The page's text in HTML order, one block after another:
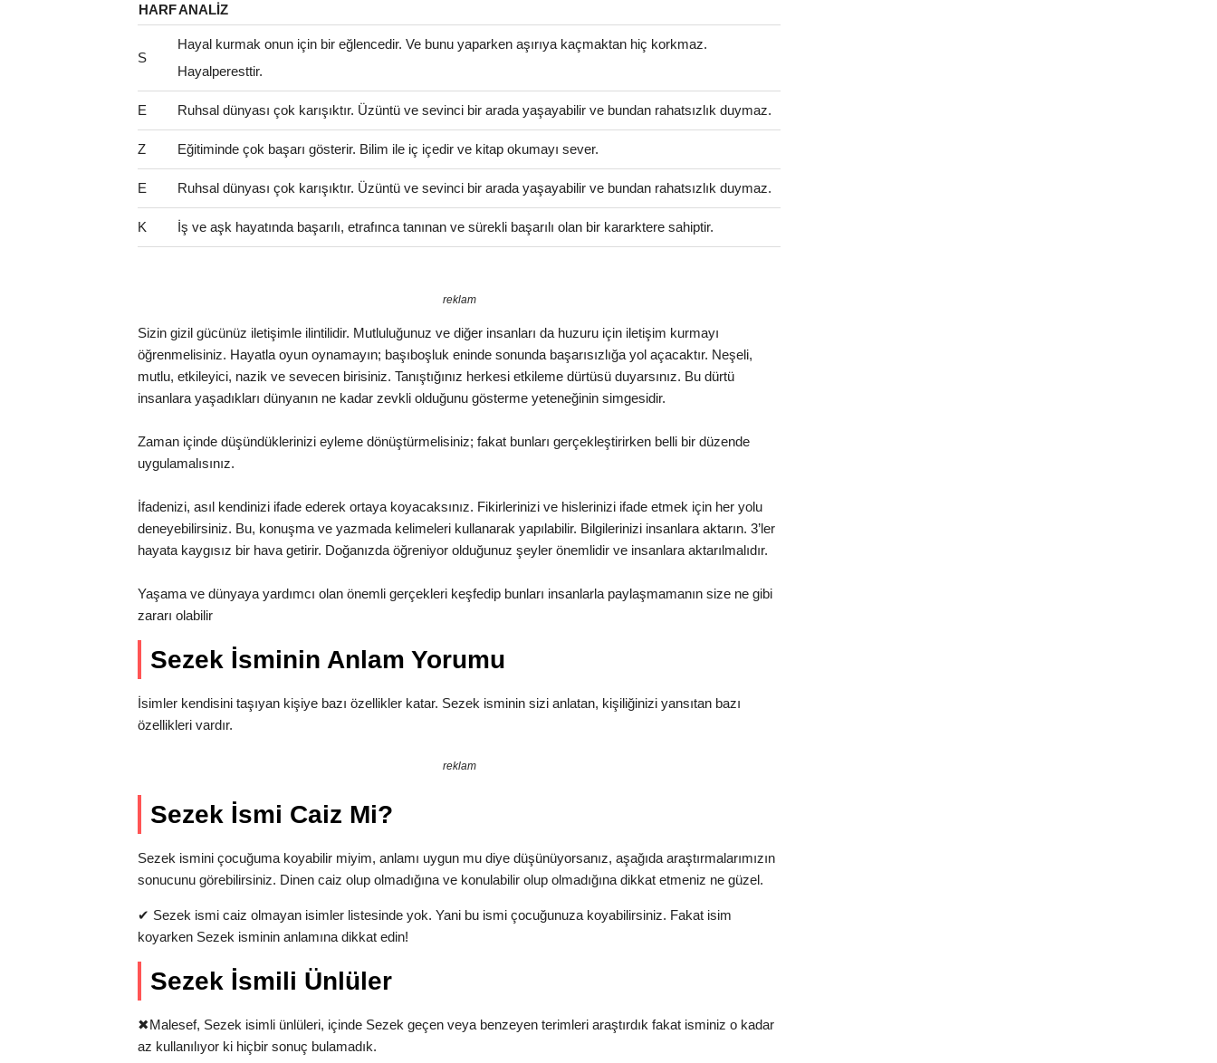
HARFANALIZ
S
Hayal kurmak onun için bir eğlencedir. Ve bunu yaparken aşırıya kaçmaktan hiç korkmaz.
Hayalperesttir.
E Ruhsal dünyası çok karışıktır. Üzüntü ve sevinci bir arada yaşayabilir ve bundan rahatsızlık duymaz.
Z Eğitiminde çok başarı gösterir. Bilim ile iç içedir ve kitap okumayı sever.
E Ruhsal dünyası çok karışıktır. Üzüntü ve sevinci bir arada yaşayabilir ve bundan rahatsızlık duymaz.
K İş ve aşk hayatında başarılı, etrafınca tanınan ve sürekli başarılı olan bir kararktere sahiptir.
reklam
Sizin gizil gücünüz iletişimle ilintilidir. Mutluluğunuz ve diğer insanları da huzuru için iletişim kurmayı
öğrenmelisiniz. Hayatla oyun oynamayın; başıboşluk eninde sonunda başarısızlığa yol açacaktır. Neşeli,
mutlu, etkileyici, nazik ve sevecen birisiniz. Tanıştığınız herkesi etkileme dürtüsü duyarsınız. Bu dürtü
insanlara yaşadıkları dünyanın ne kadar zevkli olduğunu gösterme yeteneğinin simgesidir.
Zaman içinde düşündüklerinizi eyleme dönüştürmelisiniz; fakat bunları gerçekleştirirken belli bir düzende
uygulamalısınız.
İfadenizi, asıl kendinizi ifade ederek ortaya koyacaksınız. Fikirlerinizi ve hislerinizi ifade etmek için her yolu
deneyebilirsiniz. Bu, konuşma ve yazmada kelimeleri kullanarak yapılabilir. Bilgilerinizi insanlara aktarın. 3’ler
hayata kaygısız bir hava getirir. Doğanızda öğreniyor olduğunuz şeyler önemlidir ve insanlara aktarılmalıdır.
Yaşama ve dünyaya yardımcı olan önemli gerçekleri keşfedip bunları insanlarla paylaşmamanın size ne gibi
zararı olabilir
Sezek İsminin Anlam Yorumu
İsimler kendisini taşıyan kişiye bazı özellikler katar. Sezek isminin sizi anlatan, kişiliğinizi yansıtan bazı
özellikleri vardır.
reklam
Sezek İsmi Caiz Mi?
Sezek ismini çocuğuma koyabilir miyim, anlamı uygun mu diye düşünüyorsanız, aşağıda araştırmalarımızın
sonucunu görebilirsiniz. Dinen caiz olup olmadığına ve konulabilir olup olmadığına dikkat etmeniz ne güzel.
✔ Sezek ismi caiz olmayan isimler listesinde yok. Yani bu ismi çocuğunuza koyabilirsiniz. Fakat isim
koyarken Sezek isminin anlamına dikkat edin!
Sezek İsmili Ünlüler
✖Malesef, Sezek isimli ünlüleri, içinde Sezek geçen veya benzeyen terimleri araştırdık fakat isminiz o kadar
az kullanılıyor ki hiçbir sonuç bulamadık.